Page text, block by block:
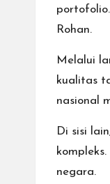
Rohan.
Melalui
kualitas
nasional
Di sisi
negara.